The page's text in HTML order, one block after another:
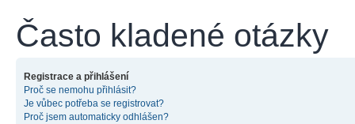
Často kladené otázky
Registrace a přihlášení
Proč se nemohu přihlásit?
Je vůbec potřeba se registrovat?
Proč jsem automaticky odhlášen?